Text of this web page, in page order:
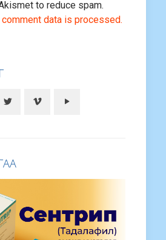
to reduce spam.
comment data is processed.